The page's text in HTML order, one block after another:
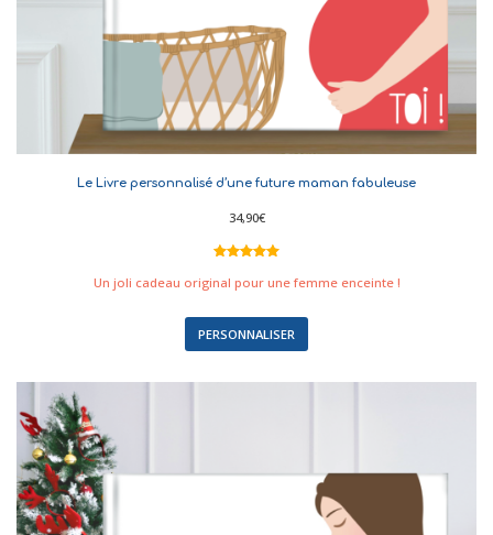
Le Livre personnalisé d’une future maman fabuleuse
34,90€
sur 5
basé sur
client
Un joli cadeau original pour une femme enceinte !
PERSONNALISER